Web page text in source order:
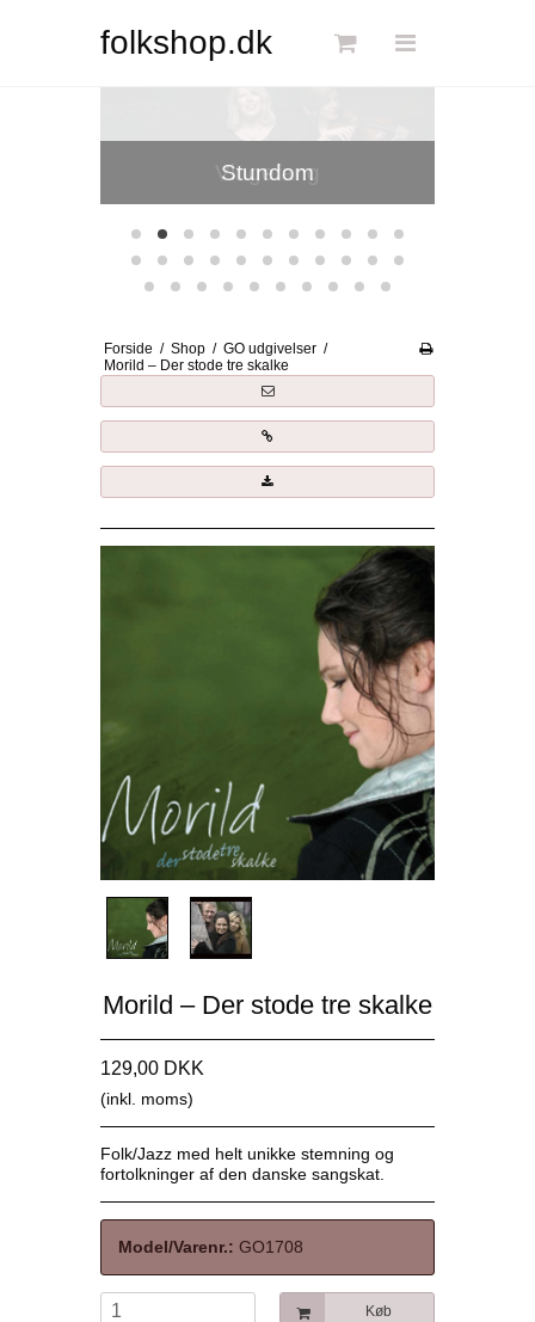
folkshop.dk
DKK
Dansk
Stundom
Forside / Shop / GO udgivelser /
Morild – Der stode tre skalke
Morild – Der stode tre skalke
129,00 DKK
(inkl. moms)
Folk/Jazz med helt unikke stemning og
fortolkninger af den danske sangskat.
Model/Varenr.: GO1708
Køb